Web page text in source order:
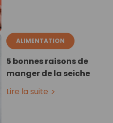
ALIMENTATION
5 bonnes raisons de
manger de la seiche
Lire la suite